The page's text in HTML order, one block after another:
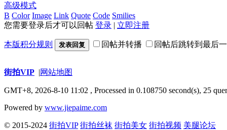
高级模式
B Color Image Link Quote Code Smilies
您需要登录后才可以回帖 登录 | 立即注册
本版积分规则 发表回复 回帖并转播 回帖后跳转到最后
街拍VIP |网站地图
GMT+8, 2026-8-10 11:02 , Processed in 0.108750 second(s), 25
Powered by www.jiepaime.com
© 2015-2024 街拍VIP 街拍丝袜 街拍美女 街拍视频 美腿论坛